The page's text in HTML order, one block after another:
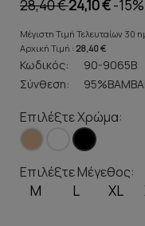
28,40 €24,10 €-15%
Μέγιστη Τιμή Τελευταίων 30
Αρχική Τιμή : 28,40 €
Κωδικός:
90-9065B
Σύνθεση:
Επιλέξτε Χρώμα:
Επιλέξτε Μέγεθος:
M L XL